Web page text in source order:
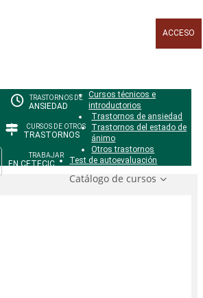
ACCESO
ANSIEDAD
TRASTORNOS
EN CETECIC
Cursos técnicos e
introductorios
Trastornos de ansiedad
Trastornos del estado de
ánimo
Otros trastornos
Test de autoevaluación